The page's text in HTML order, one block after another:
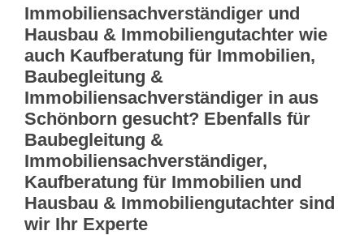
Immobiliensachverständiger und
Hausbau & Immobiliengutachter wie
auch Kaufberatung für Immobilien,
Baubegleitung &
Immobiliensachverständiger in aus
Schönborn gesucht? Ebenfalls für
Baubegleitung &
Immobiliensachverständiger,
Kaufberatung für Immobilien und
Hausbau & Immobiliengutachter sind
wir Ihr Experte